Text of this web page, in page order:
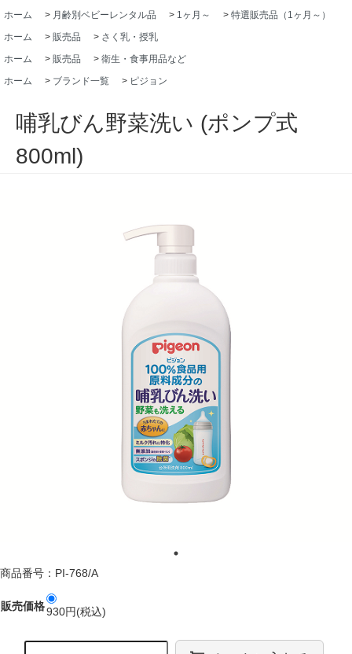
ホーム
> 月齢別ベビーレンタル品 > 1ヶ月～ > 特選販売品（1ヶ月～）
ホーム
> 販売品 > さく乳・授乳
ホーム
> 販売品 > 衛生・食事用品など
ホーム
> ブランド一覧 > ピジョン
哺乳びん野菜洗い (ポンプ式
800ml)
商品番号：PI-768/A
販売価格930円(税込)